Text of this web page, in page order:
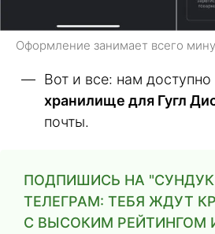
Оформление занимает всего
Вот и все: нам доступно
хранилище для Гугл
почты.
ПОДПИШИСЬ НА
ТЕЛЕГРАМ: ТЕБЯ ЖДУТ
С ВЫСОКИМ РЕЙТИНГОМ